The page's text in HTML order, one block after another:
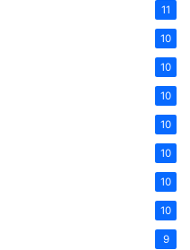
11
10
10
10
10
10
10
10
9